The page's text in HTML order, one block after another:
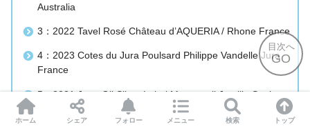
目次へ
GO
Australia
3：2022 Tavel Rosé Château d’AQUERIA / Rhone France
4：2023 Cotes du Jura Poulsard Philippe Vandelle Jura
France
5：2021 Juan Gil Silver Label Monastrell Jumilla Spain
6：黒谷有机干紅/洋県 欧西省 China
ホーム シェア フォロー メニュー 検索 トップ